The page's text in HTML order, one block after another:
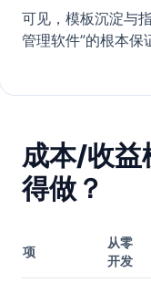
可见，模板沉淀与
管理软件”的根本保
成本/收益
得做？
项
从零
开发